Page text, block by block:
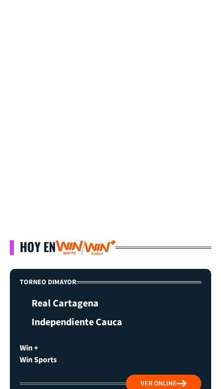
HOY EN
TORNEO DIMAYOR
Real Cartagena
Independiente Cauca
Win +
Win Sports
VER ONLINE